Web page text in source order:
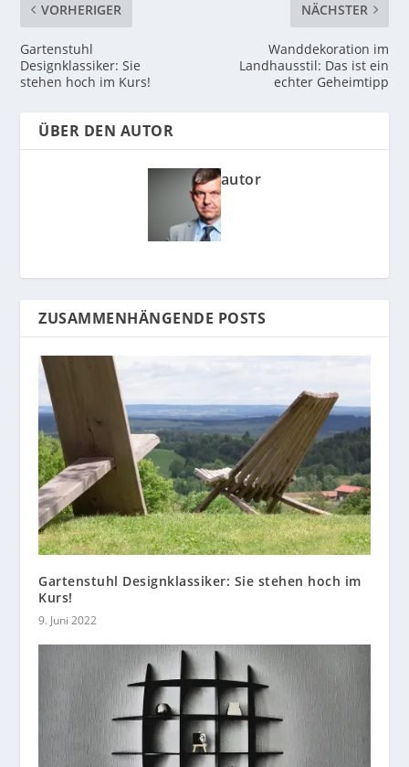
VORHERIGER
Gartenstuhl
Designklassiker: Sie
stehen hoch im Kurs!
NÄCHSTER
Wanddekoration im
Landhausstil: Das ist ein
echter Geheimtipp
ÜBER DEN AUTOR
autor
ZUSAMMENHÄNGENDE POSTS
Gartenstuhl Designklassiker: Sie stehen hoch im
Kurs!
9. Juni 2022